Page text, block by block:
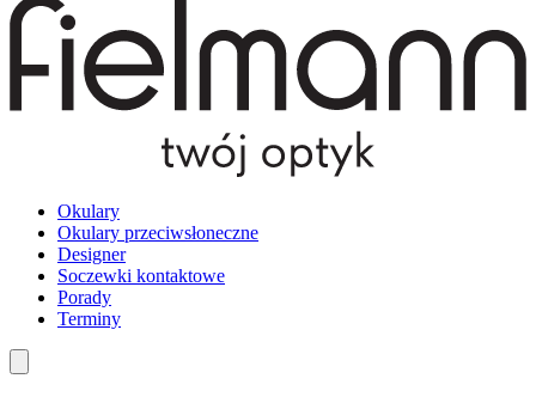
Okulary
Okulary przeciwsłoneczne
Designer
Soczewki kontaktowe
Porady
Terminy